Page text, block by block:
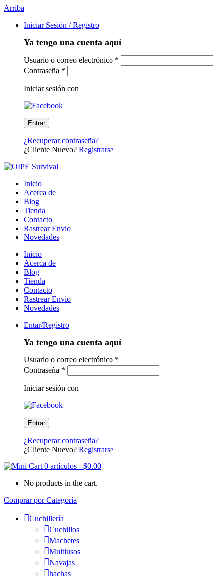
Arriba
Iniciar Sesión / Registro
Ya tengo una cuenta aquí
Usuario o correo electrónico *
Contraseña *
Iniciar sesión con
¿Recuperar contraseña?
¿Cliente Nuevo? Registrarse
Inicio
Acerca de
Blog
Tienda
Contacto
Rastrear Envio
Novedades
Inicio
Acerca de
Blog
Tienda
Contacto
Rastrear Envio
Novedades
Entar/Registro
Ya tengo una cuenta aquí
Usuario o correo electrónico *
Contraseña *
Iniciar sesión con
¿Recuperar contraseña?
¿Cliente Nuevo? Registrarse
0 artículos - $0.00
No products in the cart.
Comprar por Categoría
Cuchillería
Cuchillos
Machetes
Multiusos
Navajas
hachas